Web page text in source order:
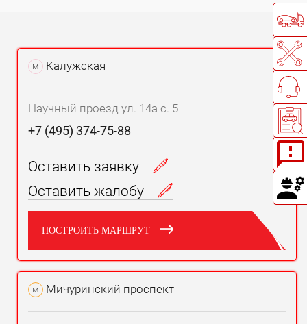
м Калужская
Научный проезд ул. 14а с. 5
+7 (495) 374-75-88
Оставить заявку
Оставить жалобу
ПОСТРОИТЬ МАРШРУТ
м Мичуринский проспект